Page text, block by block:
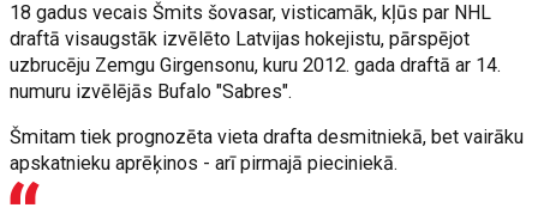
18 gadus vecais Šmits šovasar, visticamāk, kļūs par NHL
draftā visaugstāk izvēlēto Latvijas hokejistu, pārspējot
uzbrucēju Zemgu Girgensonu, kuru 2012. gada draftā ar 14.
numuru izvēlējās Bufalo "Sabres".
Šmitam tiek prognozēta vieta drafta desmitniekā, bet vairāku
apskatnieku aprēķinos - arī pirmajā pieciniekā.